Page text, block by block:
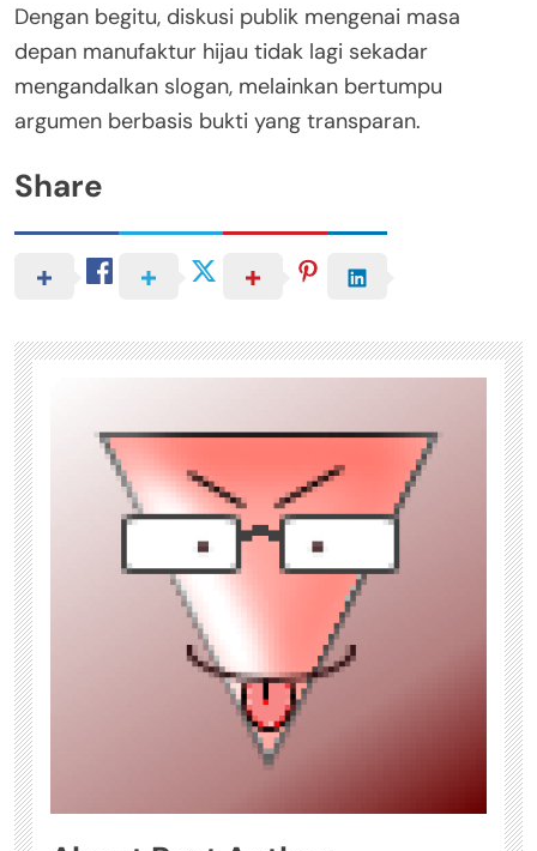
Dengan begitu, diskusi publik mengenai masa
depan manufaktur hijau tidak lagi sekadar
mengandalkan slogan, melainkan bertumpu
argumen berbasis bukti yang transparan.
Share